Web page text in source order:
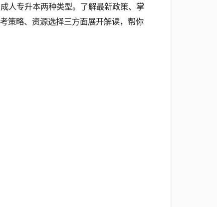
人专升本两种类型。了解最新政策、掌
策略、资源选择三方面展开解读，帮你